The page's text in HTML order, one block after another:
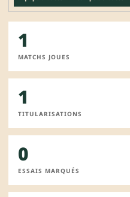
1
MATCHS JOUES
1
TITULARISATIONS
0
ESSAIS MARQUÉS